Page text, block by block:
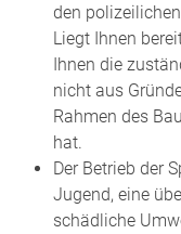
den
Liegt Ihnen
Ihnen die
nicht aus
Rahmen des
hat.
Der Betrieb der
Jugend, eine
schädliche